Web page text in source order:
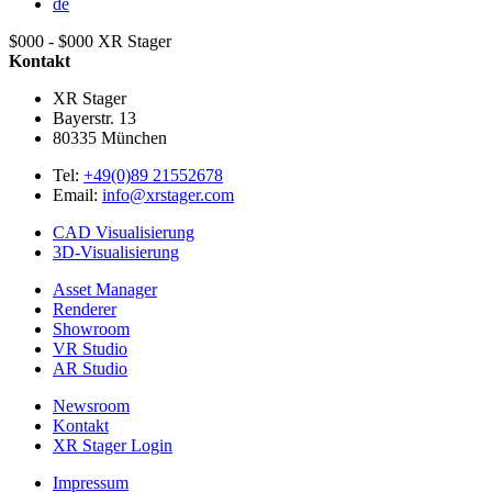
$000 - $000 XR Stager
Kontakt
XR Stager
Bayerstr. 13
80335 München
Tel: +49(0)89 21552678
Email: info@xrstager.com
CAD Visualisierung
3D-Visualisierung
Asset Manager
Renderer
Showroom
VR Studio
AR Studio
Newsroom
Kontakt
XR Stager Login
Impressum